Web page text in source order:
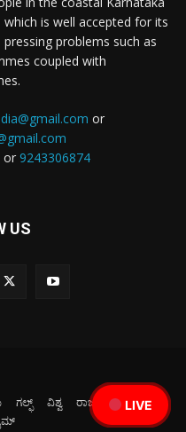
LIVE
is well accepted for its
problems such as
coupled with
or
or 9243306874
US
ಗಲ್ಫ್ ವಿಶ್ವ ರಾಜಕೀಯ
ಕ್ರೀಡೆ